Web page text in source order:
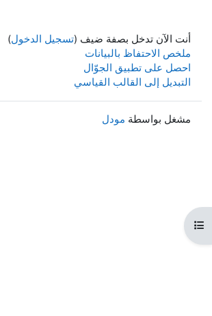
المقرر
أنت الآن تدخل بصفة ضيف (تسجيل الدخول)
ملخص الاحتفاظ بالبيانات
احصل على تطبيق الجوّال
التبديل إلى القالب القياسي
مشغل بواسطة مودل